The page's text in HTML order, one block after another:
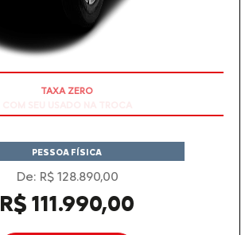
PESSOA FÍSICA
De: R$ 128.890,00
R$ 111.990,00